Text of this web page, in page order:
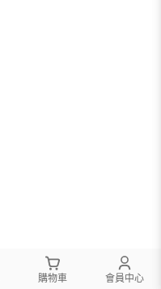
購物車 會員中心